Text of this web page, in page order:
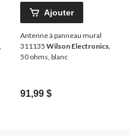
Ajouter
Antenne à panneau mural
311135 Wilson Electronics
50 ohms, blanc
91,99 $